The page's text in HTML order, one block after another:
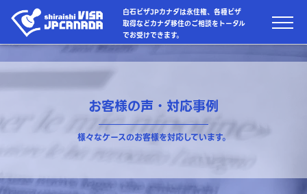
白石ビザJPカナダは永住権、各種ビザ
取得などカナダ移住のご相談をトータル
でお受けできます。
お客様の声・対応事例
様々なケースのお客様を対応しています。